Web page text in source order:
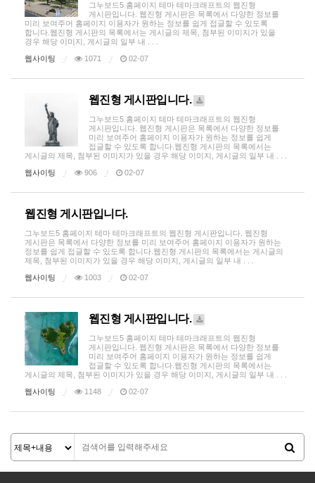
그누보드5 홈페이지 테마 테마크래프트의 웹진형
게시판입니다. 웹진형 게시판은 목록에서 다양한 정보를
미리 보여주어 홈페이지 이용자가 원하는 정보를 쉽게 접글할 수 있도록
합니다.웹진형 게시판의 목록에서는 게시글의 제목, 첨부된 이미지가 있을
경우 해당 이미지, 게시글의 일부 내 . . .
웹사이팅
1071 02-07
웹진형 게시판입니다.
그누보드5 홈페이지 테마 테마크래프트의 웹진형
게시판입니다. 웹진형 게시판은 목록에서 다양한 정보를
미리 보여주어 홈페이지 이용자가 원하는 정보를 쉽게
접글할 수 있도록 합니다.웹진형 게시판의 목록에서는
게시글의 제목, 첨부된 이미지가 있을 경우 해당 이미지, 게시글의 일부 내 . . .
웹사이팅
906 02-07
웹진형 게시판입니다.
그누보드5 홈페이지 테마 테마크래프트의 웹진형 게시판입니다. 웹진형
게시판은 목록에서 다양한 정보를 미리 보여주어 홈페이지 이용자가 원하는
정보를 쉽게 접글할 수 있도록 합니다.웹진형 게시판의 목록에서는 게시글의
제목, 첨부된 이미지가 있을 경우 해당 이미지, 게시글의 일부 내 . . .
웹사이팅
1003 02-07
웹진형 게시판입니다.
그누보드5 홈페이지 테마 테마크래프트의 웹진형
게시판입니다. 웹진형 게시판은 목록에서 다양한 정보를
미리 보여주어 홈페이지 이용자가 원하는 정보를 쉽게
접글할 수 있도록 합니다.웹진형 게시판의 목록에서는
게시글의 제목, 첨부된 이미지가 있을 경우 해당 이미지, 게시글의 일부 내 . . .
웹사이팅
1148 02-07